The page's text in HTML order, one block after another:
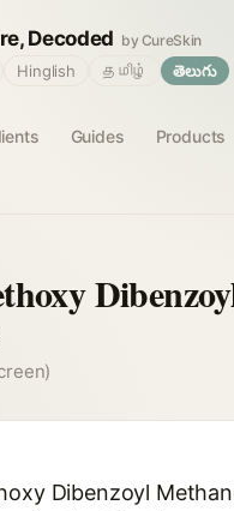
Decoded by CureSkin
Guides Products
Hinglish தமிழ் తెలుగు
Dibenzoyl